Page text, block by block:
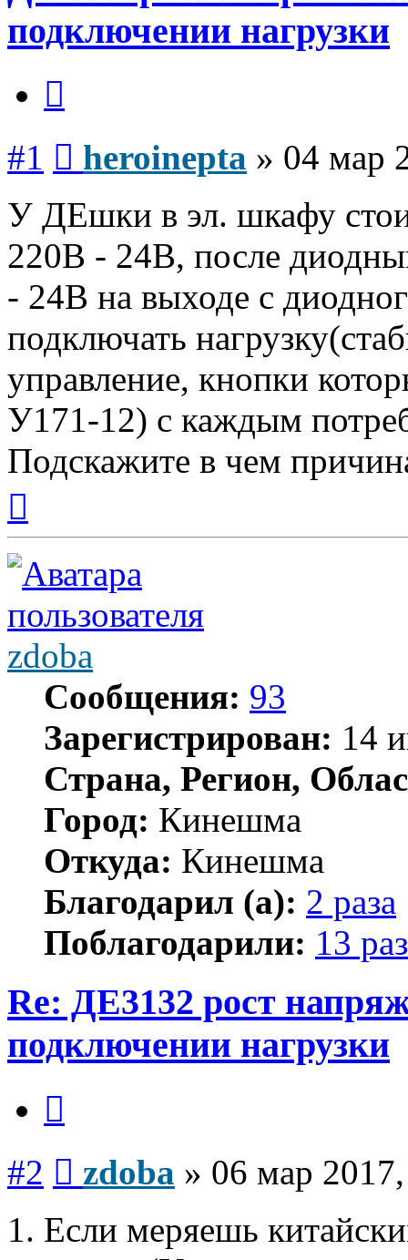
подключении нагрузки
#1 heroinepta » 04 мар
У ДЕшки в эл. шкафу
220В - 24В, после
- 24В на выходе с
подключать
управление, кнопки
У171-12) с каждым
Подскажите в чем
началу
zdoba
Сообщения: 93
Зарегистрирован: 14
Страна, Регион,
Город: Кинешма
Откуда: Кинешма
Благодарил (а): 2 раза
Поблагодарили: 13 раз
Re: ДЕ3132 рост
подключении нагрузки
#2 zdoba » 06 мар
1. Если меряешь